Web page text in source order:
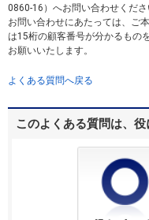
0860-16）へお問い合わせくださ
お問い合わせにあたっては、ご
は15桁の顧客番号が分かるもの
お願いいたします。
よくある質問へ戻る
このよくある質問は、